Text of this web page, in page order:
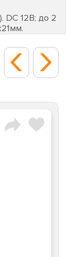
DC 12В; до 2